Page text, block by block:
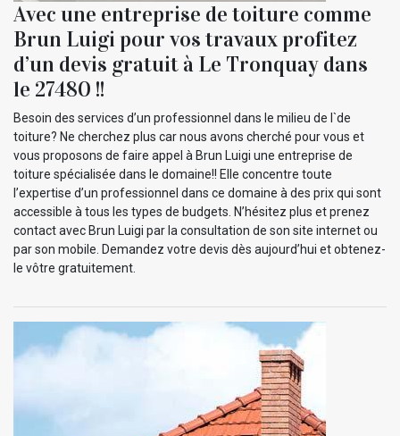
Avec une entreprise de toiture comme
Brun Luigi pour vos travaux profitez
d’un devis gratuit à Le Tronquay dans
le 27480 !!
Besoin des services d’un professionnel dans le milieu de l`de
toiture? Ne cherchez plus car nous avons cherché pour vous et
vous proposons de faire appel à Brun Luigi une entreprise de
toiture spécialisée dans le domaine!! Elle concentre toute
l’expertise d’un professionnel dans ce domaine à des prix qui sont
accessible à tous les types de budgets. N’hésitez plus et prenez
contact avec Brun Luigi par la consultation de son site internet ou
par son mobile. Demandez votre devis dès aujourd’hui et obtenez-
le vôtre gratuitement.